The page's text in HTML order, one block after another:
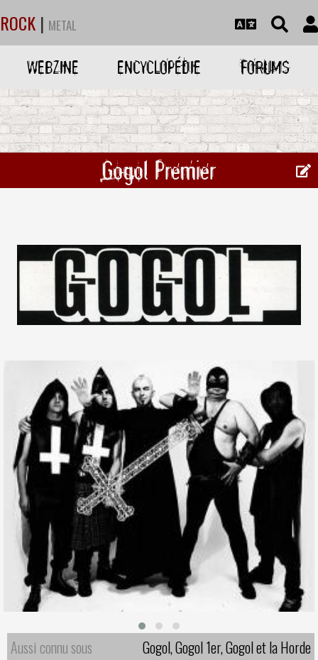
ROCK | METAL
WEBZINE ENCYCLOPÉDIE FORUMS
Gogol Premier
Aussi connu sous
Gogol, Gogol 1er, Gogol et la Horde